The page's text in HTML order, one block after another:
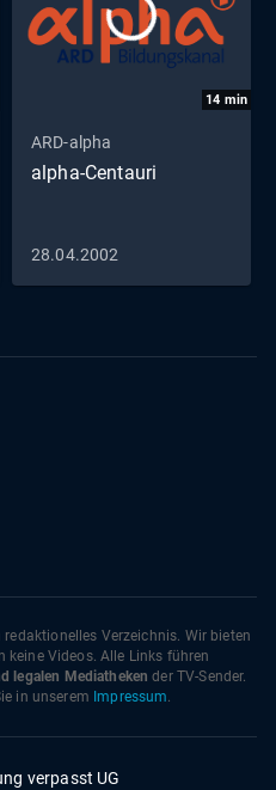
14 min
ARD-alpha
alpha-Centauri
28.04.2002
redaktionelles Verzeichnis. Wir bieten
keine Videos. Alle Links führen
legalen Mediatheken der TV-Sender.
in unserem Impressum.
verpasst UG